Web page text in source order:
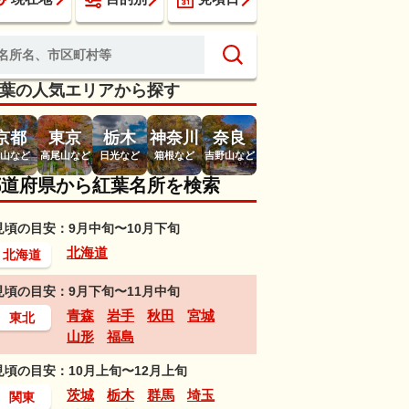
の人気エリアから探す
都
など
東京
高尾山など
栃木
日光など
神奈川
箱根など
奈良
吉野山など
府県から紅葉名所を検索
頃の目安：9月中旬〜10月下旬
北海道
北海道
頃の目安：9月下旬〜11月中旬
東北
青森 岩手 秋田
宮城
山形
福島
頃の目安：10月上旬〜12月上旬
関東
茨城 栃木 群馬
埼玉